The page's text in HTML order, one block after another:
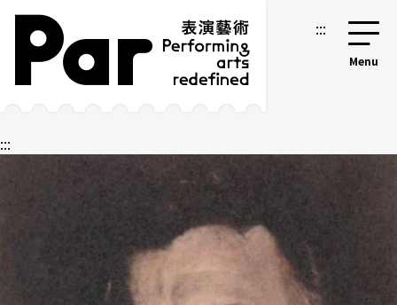
跳到主要內容區塊
網站導覽 :::
:::